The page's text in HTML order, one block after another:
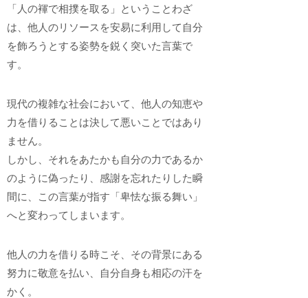
「人の褌で相撲を取る」ということわざ
は、他人のリソースを安易に利用して自分
を飾ろうとする姿勢を鋭く突いた言葉で
す。
現代の複雑な社会において、他人の知恵や
力を借りることは決して悪いことではあり
ません。
しかし、それをあたかも自分の力であるか
のように偽ったり、感謝を忘れたりした瞬
間に、この言葉が指す「卑怯な振る舞い」
へと変わってしまいます。
他人の力を借りる時こそ、その背景にある
努力に敬意を払い、自分自身も相応の汗を
かく。